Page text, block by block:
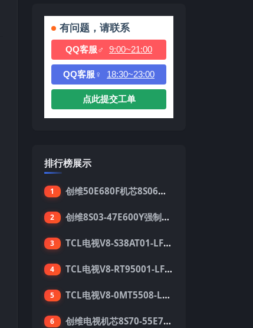
有问题，请联系
QQ客服♂ 9:00~21:00
QQ客服♀ 18:30~23:00
点此提交工单
排行榜展示
1 创维50E680F机芯8S06强制升级刷机包
2 创维8S03-47E600Y强制升级软件刷机电视固件包
3 TCL电视V8-S38AT01-LF1V123版本强刷电视固件包下载
4 TCL电视V8-RT95001-LF1V215版本强刷电视固件包下载
5 TCL电视V8-0MT5508-LF1V362版本强刷电视固件包下载
6 创维电视机芯8S70-55E710S系列酷开5.05刷机固件